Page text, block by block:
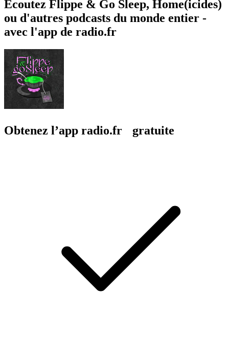
Écoutez Flippe & Go Sleep, Home(icides)
ou d'autres podcasts du monde entier -
avec l'app de radio.fr
Obtenez l’app radio.fr gratuite